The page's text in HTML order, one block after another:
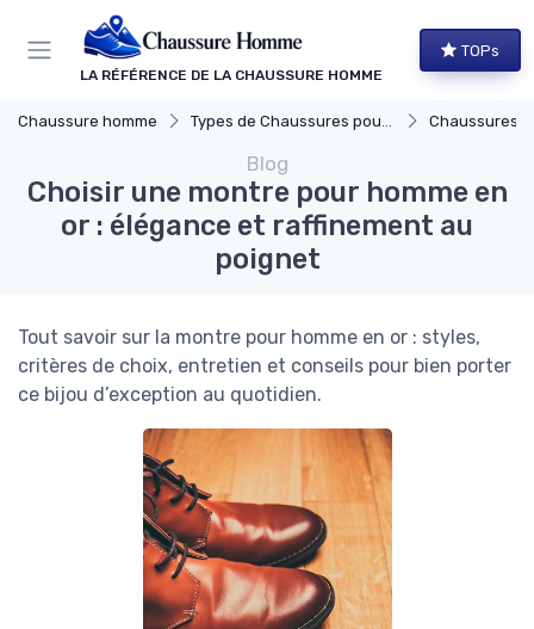
LA RÉFÉRENCE DE LA CHAUSSURE HOMME
TOPs
Chaussure homme Types de Chaussures pour Hommes Chaussures
Blog
Choisir une montre pour homme en
or : élégance et raffinement au
poignet
Tout savoir sur la montre pour homme en or : styles,
critères de choix, entretien et conseils pour bien porter
ce bijou d’exception au quotidien.
Panneau de gestion des cookies